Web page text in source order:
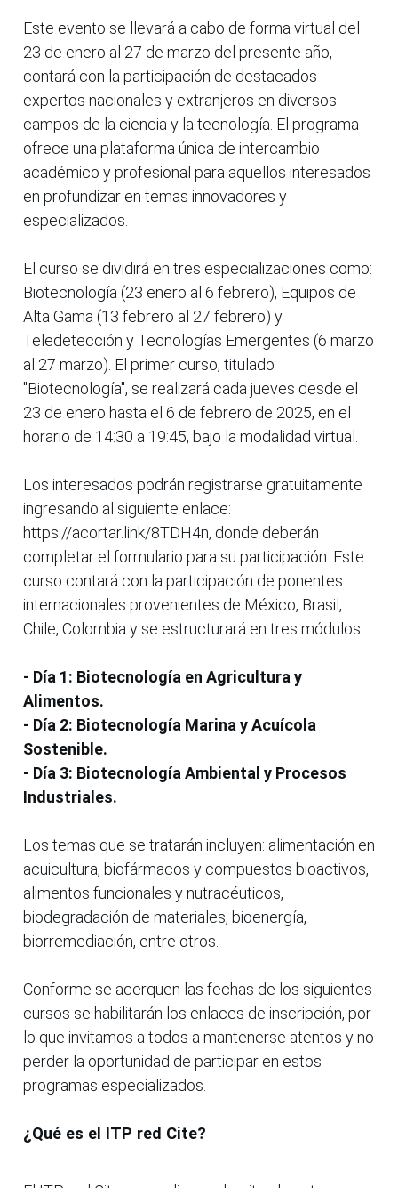
Este evento se llevará a cabo de forma virtual del
23 de enero al 27 de marzo del presente año,
contará con la participación de destacados
expertos nacionales y extranjeros en diversos
campos de la ciencia y la tecnología. El programa
ofrece una plataforma única de intercambio
académico y profesional para aquellos interesados
en profundizar en temas innovadores y
especializados.
El curso se dividirá en tres especializaciones como:
Biotecnología (23 enero al 6 febrero), Equipos de
Alta Gama (13 febrero al 27 febrero) y
Teledetección y Tecnologías Emergentes (6 marzo
al 27 marzo). El primer curso, titulado
"Biotecnología", se realizará cada jueves desde el
23 de enero hasta el 6 de febrero de 2025, en el
horario de 14:30 a 19:45, bajo la modalidad virtual.
Los interesados podrán registrarse gratuitamente
ingresando al siguiente enlace:
https://acortar.link/8TDH4n, donde deberán
completar el formulario para su participación. Este
curso contará con la participación de ponentes
internacionales provenientes de México, Brasil,
Chile, Colombia y se estructurará en tres módulos:
- Día 1: Biotecnología en Agricultura y
Alimentos.
- Día 2: Biotecnología Marina y Acuícola
Sostenible.
- Día 3: Biotecnología Ambiental y Procesos
Industriales.
Los temas que se tratarán incluyen: alimentación en
acuicultura, biofármacos y compuestos bioactivos,
alimentos funcionales y nutracéuticos,
biodegradación de materiales, bioenergía,
biorremediación, entre otros.
Conforme se acerquen las fechas de los siguientes
cursos se habilitarán los enlaces de inscripción, por
lo que invitamos a todos a mantenerse atentos y no
perder la oportunidad de participar en estos
programas especializados.
¿Qué es el ITP red Cite?